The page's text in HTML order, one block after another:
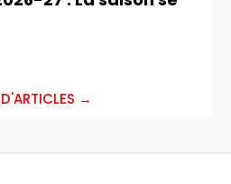
D'ARTICLES →